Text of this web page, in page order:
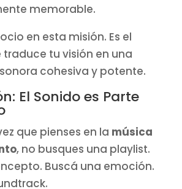
memorable.
en esta misión. Es el
tu visión en una
cohesiva y potente.
El Sonido es Parte
que pienses en la música
, no busques una playlist.
Buscá una emoción.